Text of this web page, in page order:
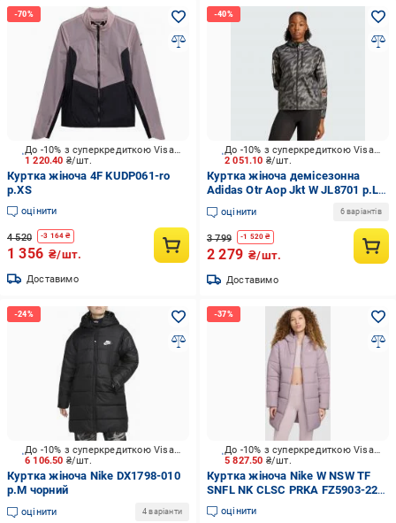
1 220.40 ₴/шт.
До -10% з суперкредиткою Visa Вигода
Куртка жіноча 4F KUDP061-ro
р.XS
оцінити
4 520 -3 164 ₴
1 356 ₴/шт.
Доставимо
2 051.10 ₴/шт.
До -10% з суперкредиткою Visa Вигода
Куртка жіноча демісезонна
Adidas Otr Aop Jkt W JL8701 р.L
чорна
оцінити 6 варіантів
3 799 -1 520 ₴
2 279 ₴/шт.
Доставимо
6 106.50 ₴/шт.
До -10% з суперкредиткою Visa Вигода
Куртка жіноча Nike DX1798-010
р.M чорний
оцінити 4 варіанти
5 827.50 ₴/шт.
До -10% з суперкредиткою Visa Вигода
Куртка жіноча Nike W NSW TF
SNFL NK CLSC PRKA FZ5903-226
р.S рожева
оцінити